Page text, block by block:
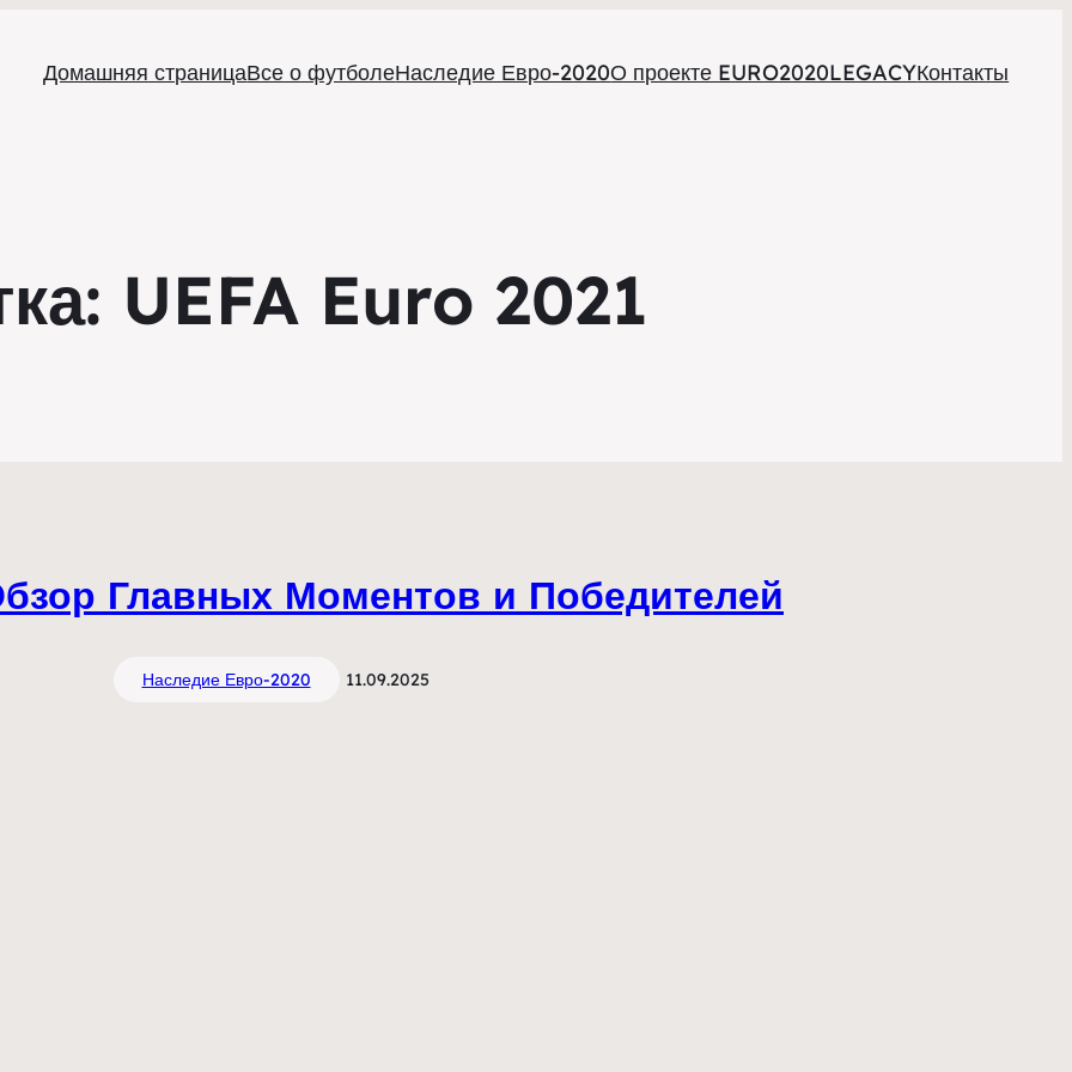
Домашняя страницаВсе о футболеНаследие Евро-2020О проекте EURO2020LEGACYКонтакты
UEFA Euro 2021
Главных Моментов и Победителей
Наследие Евро-2020 11.09.2025